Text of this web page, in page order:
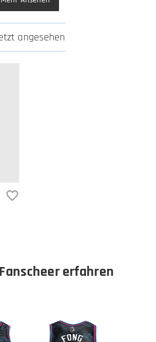
angesehen
erfahren